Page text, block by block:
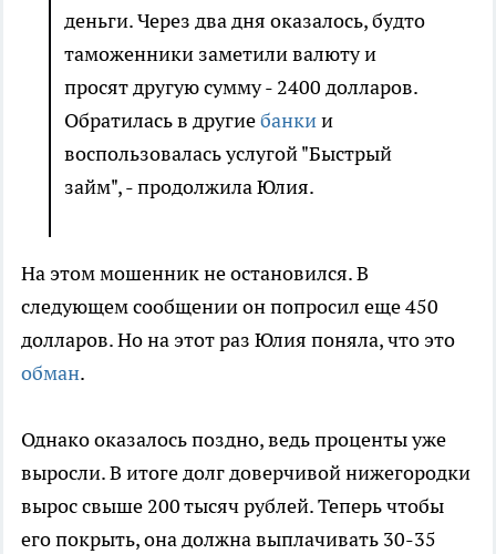
деньги. Через два дня оказалось, будто
таможенники заметили валюту и
просят другую сумму - 2400 долларов.
Обратилась в другиебанкии
воспользовалась услугой "Быстрый
займ", - продолжила Юлия.
На этом мошенник не остановился. В
следующем сообщении он попросил еще 450
долларов. Но на этот раз Юлия поняла, что это
обман.
Однако оказалось поздно, ведь проценты уже
выросли. В итоге долг доверчивой нижегородки
вырос свыше 200 тысяч рублей. Теперь чтобы
его покрыть, она должна выплачивать 30-35